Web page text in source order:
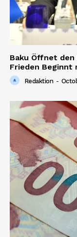
Baku Öffnet den
Frieden Beginnt
Redaktion -